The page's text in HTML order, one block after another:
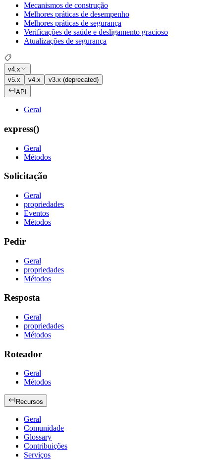
Mecanismos de construção
Melhores práticas de desempenho
Melhores práticas de segurança
Verificações de saúde e desligamento gracioso
Atualizações de segurança
v4.x
v5.x
v4.x
v3.x (deprecated)
API
Geral
express()
Geral
Métodos
Solicitação
Geral
propriedades
Eventos
Métodos
Pedir
Geral
propriedades
Métodos
Resposta
Geral
propriedades
Métodos
Roteador
Geral
Métodos
Recursos
Geral
Comunidade
Glossary
Contribuições
Serviços